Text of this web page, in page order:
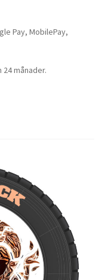
Pay, MobilePay,
månader.